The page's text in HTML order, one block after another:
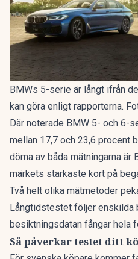
BMWs 5-serie är långt ifrån
kan göra enligt rapporterna.
Där noterade BMW 5- och 6-
mellan 17,7 och 23,6 procent
döma av båda mätningarna är
märkets starkaste kort på
Två helt olika mätmetoder
Långtidstestet följer enskilda
besiktningsdatan fångar hela
Så påverkar testet ditt